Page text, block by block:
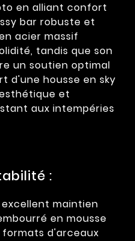
en alliant confort
bar robuste et
acier massif
tandis que son
un soutien optimal
d'une housse en sky
et
aux intempéries
:
maintien
en mousse
d'arceaux